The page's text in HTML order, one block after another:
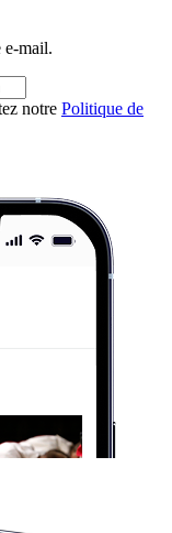
e-mail.
notre Politique de